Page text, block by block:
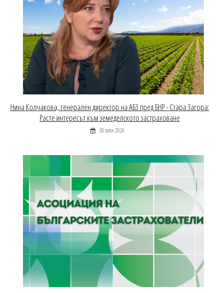
Нина Колчакова, генерален директор на АБЗ пред БНР - Стара Загора:
Расте интересът към земеделското застраховане
30 юли 2026